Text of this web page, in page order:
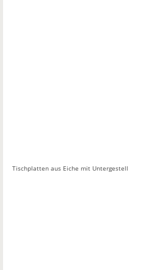
Tischplatten aus Eiche mit Untergestell